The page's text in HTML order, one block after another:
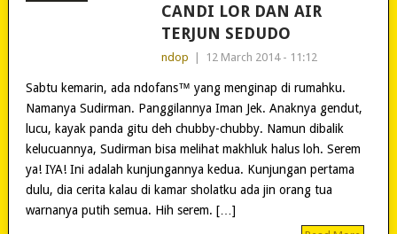
CANDI LOR DAN AIR
TERJUN SEDUDO
ndop 12 March 2014 - 11:12
Sabtu kemarin, ada ndofans™ yang menginap di rumahku.
Namanya Sudirman. Panggilannya Iman Jek. Anaknya gendut,
lucu, kayak panda gitu deh chubby-chubby. Namun dibalik
kelucuannya, Sudirman bisa melihat makhluk halus loh. Serem
ya! IYA! Ini adalah kunjungannya kedua. Kunjungan pertama
dulu, dia cerita kalau di kamar sholatku ada jin orang tua
warnanya putih semua. Hih serem. […]